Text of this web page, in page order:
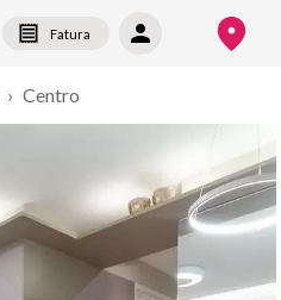
Fatura
› Centro